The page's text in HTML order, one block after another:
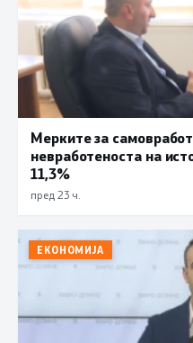
Мерките за
невработеноста на
11,3%
пред 23 ч.
ЕКОНОМИЈА